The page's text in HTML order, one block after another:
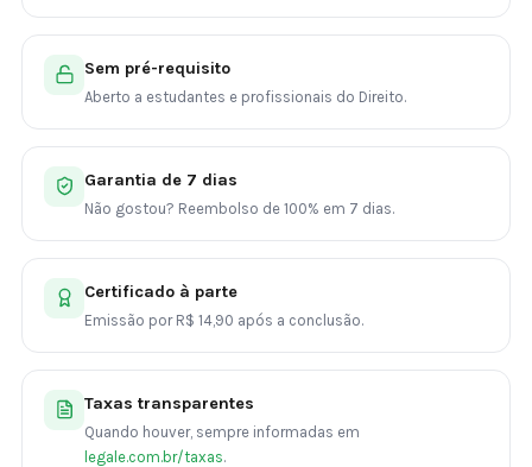
Sem pré-requisito
Aberto a estudantes e profissionais do Direito.
Garantia de 7 dias
Não gostou? Reembolso de 100% em 7 dias.
Certificado à parte
Emissão por R$ 14,90 após a conclusão.
Taxas transparentes
Quando houver, sempre informadas em
legale.com.br/taxas.